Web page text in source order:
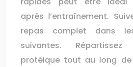
après l’entraînement.
repas complet dans
suivantes.
protéique tout au long